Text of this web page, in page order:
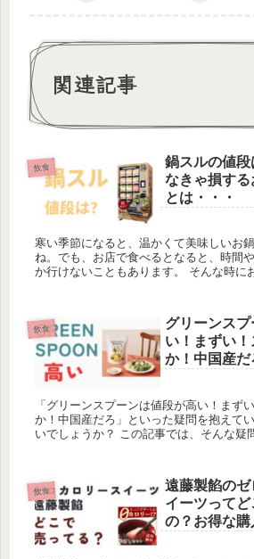
関連記事
飲食
鍋スルの値
なきゃ損す
とは・・・
寒い季節になると、温かくて美味しいお
ね。でも、お店で食べるとなると、時間
か行けないこともあります。 そんな時に
飲食
グリーンス
い！まずい
か！中国産だ
「グリーンスプーンは値段が高い！まず
か！中国産だろ」といった疑問を抱えて
いでしょうか？ この記事では、そんな疑
飲食
遠藤製餡の
イーツって
の？お得な購